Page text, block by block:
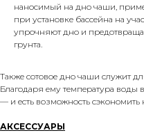
наносимый на дно чаши,
при установке бассейна на
упрочняют дно и
грунта.
Также сотовое дно чаши служит
Благодаря ему температура воды
— и есть возможность сэкономить
АКСЕССУАРЫ